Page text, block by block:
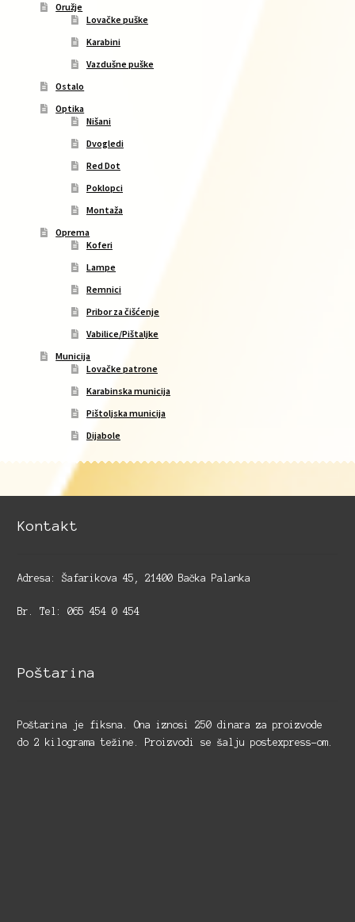
Oružje
Lovačke puške
Karabini
Vazdušne puške
Ostalo
Optika
Nišani
Dvogledi
Red Dot
Poklopci
Montaža
Oprema
Koferi
Lampe
Remnici
Pribor za čišćenje
Vabilice/Pištaljke
Municija
Lovačke patrone
Karabinska municija
Pištoljska municija
Dijabole
Kontakt
Adresa: Šafarikova 45, 21400 Bačka Palanka
Br. Tel: 065 454 0 454
Poštarina
Poštarina je fiksna. Ona iznosi 250 dinara za proizvode
do 2 kilograma težine. Proizvodi se šalju postexpress-om.